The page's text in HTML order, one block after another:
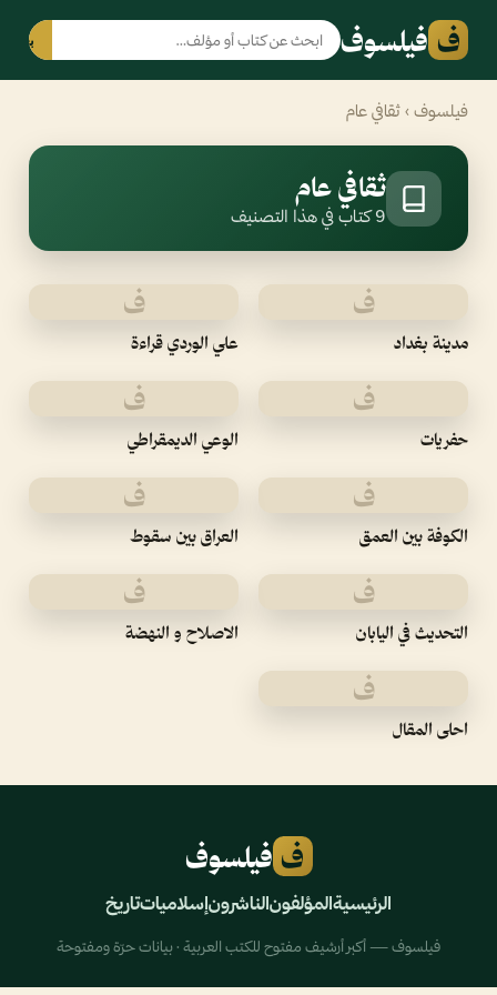
ف فيلسوف بحث
فيلسوف › ثقافي عام
ثقافي عام
9 كتاب في هذا التصنيف
ف
مدينة بغداد
ف
علي الوردي قراءة
ف
حفريات
ف
الوعي الديمقراطي
ف
الكوفة بين العمق
ف
العراق بين سقوط
ف
التحديث في اليابان
ف
الاصلاح و النهضة
ف
احلى المقال
ف فيلسوف
الرئيسيةالمؤلفونالناشرونإسلامياتتاريخ
فيلسوف — أكبر أرشيف مفتوح للكتب العربية · بيانات حرّة ومفتوحة